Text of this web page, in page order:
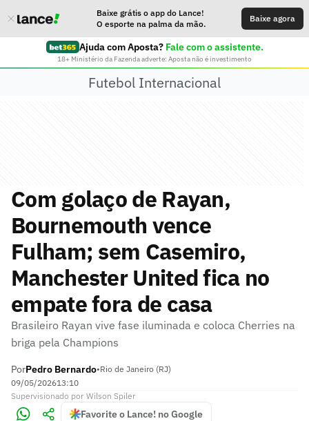
Baixe grátis o app do Lance!
O esporte na palma da mão.
Baixe agora
Ajuda com Aposta? Fale com o assistente.
18+ Ministério da Fazenda adverte: Aposta não é investimento
Futebol Internacional
Com golaço de Rayan,
Bournemouth vence
Fulham; sem Casemiro,
Manchester United fica no
empate fora de casa
Brasileiro Rayan vive fase iluminada e coloca Cherries na
briga pela Champions
PorPedro Bernardo•Rio de Janeiro (RJ)
09/05/202613:10
Supervisionado por Wilson Spiler
Favorite o Lance! no Google